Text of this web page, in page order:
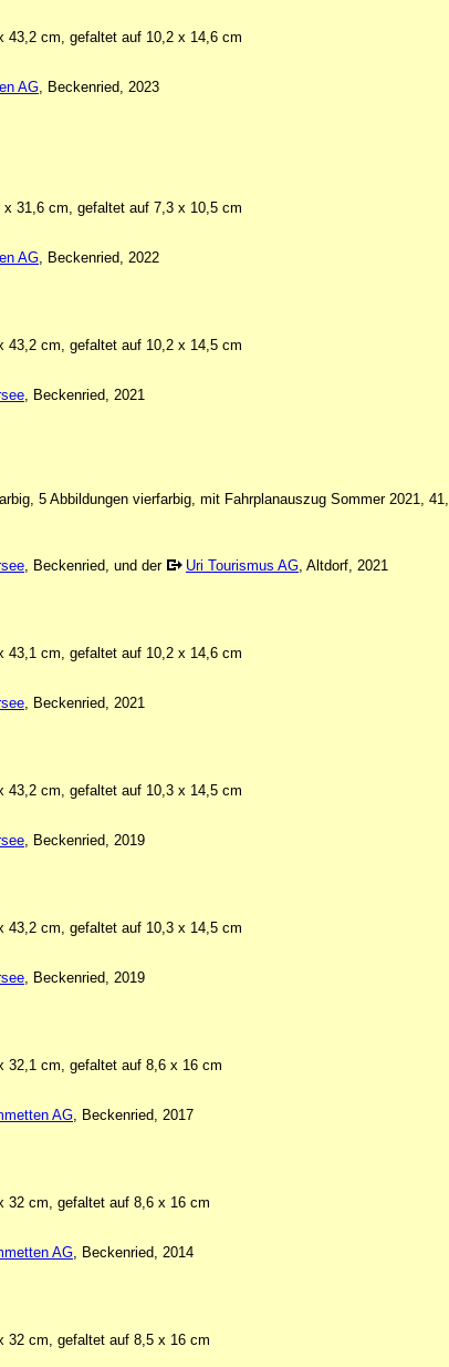
43,2 cm, gefaltet auf 10,2 x 14,6 cm
AG, Beckenried, 2023
x 31,6 cm, gefaltet auf 7,3 x 10,5 cm
AG, Beckenried, 2022
43,2 cm, gefaltet auf 10,2 x 14,5 cm
, Beckenried, 2021
5 Abbildungen vierfarbig, mit Fahrplanauszug Sommer 2021,
, Beckenried, und der Uri Tourismus AG, Altdorf, 2021
43,1 cm, gefaltet auf 10,2 x 14,6 cm
, Beckenried, 2021
43,2 cm, gefaltet auf 10,3 x 14,5 cm
, Beckenried, 2019
43,2 cm, gefaltet auf 10,3 x 14,5 cm
, Beckenried, 2019
32,1 cm, gefaltet auf 8,6 x 16 cm
AG, Beckenried, 2017
32 cm, gefaltet auf 8,6 x 16 cm
AG, Beckenried, 2014
32 cm, gefaltet auf 8,5 x 16 cm